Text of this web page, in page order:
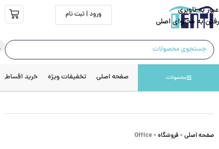
عبور به ناوبری
رفتن به محتوای اصلی
ورود | ثبت نام
محصولات صفحه اصلی تخفیفات ویژه خرید اقساطی
صفحه اصلی » فروشگاه »
Office